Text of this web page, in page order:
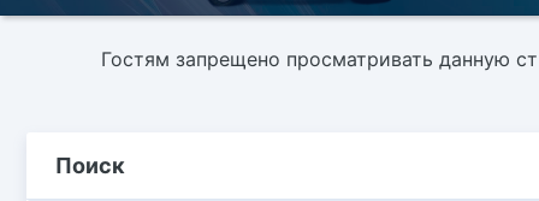
Гостям запрещено просматривать данную
Поиск